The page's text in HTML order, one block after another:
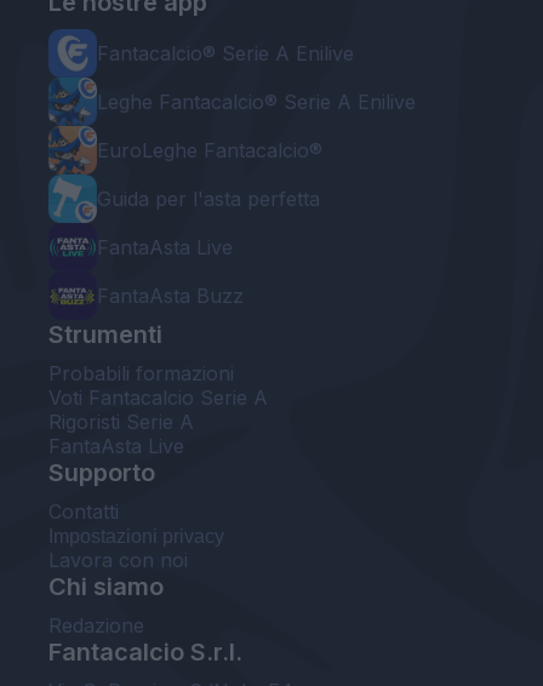
Fantacalcio® Serie A Enilive
Leghe Fantacalcio® Serie A Enilive
EuroLeghe Fantacalcio®
Guida per l'asta perfetta
FantaAsta Live
FantaAsta Buzz
Strumenti
Probabili formazioni
Voti Fantacalcio Serie A
Rigoristi Serie A
FantaAsta Live
Supporto
Contatti
Impostazioni privacy
Lavora con noi
Chi siamo
Redazione
Fantacalcio S.r.l.